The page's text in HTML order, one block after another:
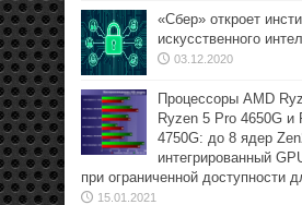
«Сбер» откроет
искусственного
03.12.2020
Процессоры AMD
Ryzen 5 Pro 4650G и
4750G: до 8 ядер
интегрированный
при ограниченной доступности
15.01.2021